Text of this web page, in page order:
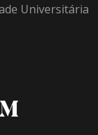
Universitária